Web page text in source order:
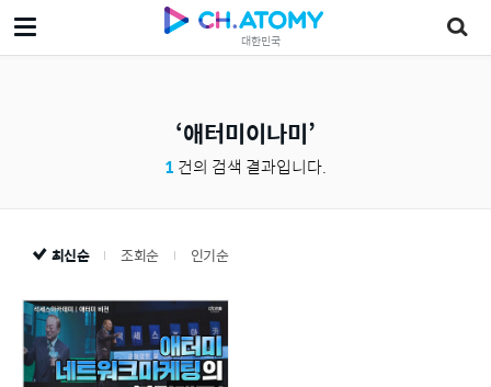
대한민국
애터미이나미
1 건의 검색 결과입니다.
최신순 조회순 인기순